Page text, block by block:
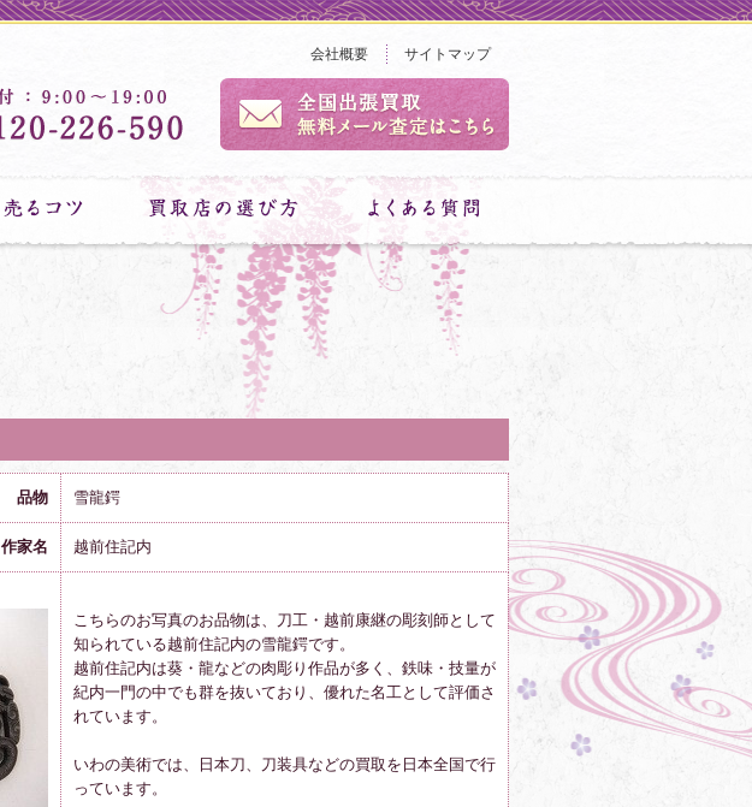
会社概要 サイトマップ
品物 雪龍鍔
作家名 越前住記内
こちらのお写真のお品物は、刀工・越前康継の彫刻師として
知られている越前住記内の雪龍鍔です。
越前住記内は葵・龍などの肉彫り作品が多く、鉄味・技量が
紀内一門の中でも群を抜いており、優れた名工として評価さ
れています。
いわの美術では、日本刀、刀装具などの買取を日本全国で行
っています。